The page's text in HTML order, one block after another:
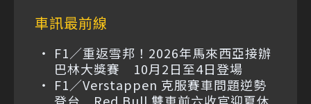
車訊最前線
F1／重返雪邦！2026年馬來西亞接辦
巴林大獎賽 10月2日至4日登場
F1／Verstappen 克服賽車問題逆勢
登台 Red Bull 雙車前六收官迎夏休